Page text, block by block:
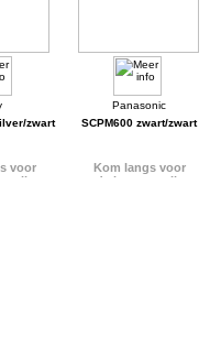
zwart SCPM600 zwart/zwart